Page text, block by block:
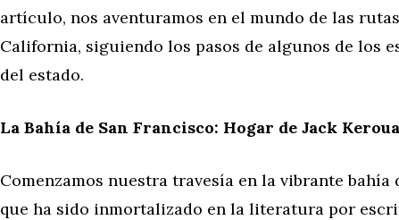
artículo, nos aventuramos en el mundo de las
California, siguiendo los pasos de algunos de los
del estado.
La Bahía de San Francisco: Hogar de Jack
Comenzamos nuestra travesía en la vibrante bahía
que ha sido inmortalizado en la literatura por